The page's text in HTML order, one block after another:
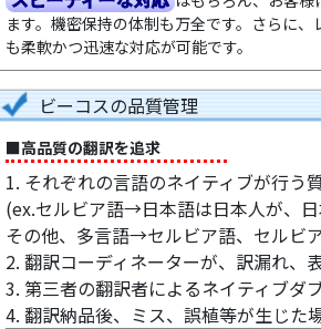
ます。機密保持の体制も万全です。さらに
も柔軟かつ迅速な対応が可能です。
ビーコスの品質管理
■高品質の翻訳を追求
1. それぞれの言語のネイティブが行う
(ex.セルビア語→日本語は日本人が、
その他、多言語→セルビア語、セルビ
2. 翻訳コーディネーターが、訳漏れ、
3. 第三者の翻訳者によるネイティブダ
4. 翻訳納品後、ミス、誤植等が生じた